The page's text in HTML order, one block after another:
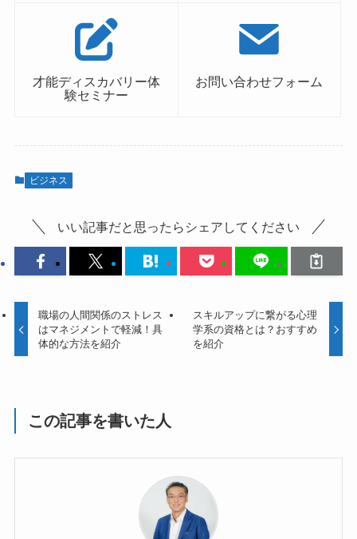
才能ディスカバリー体
験セミナー
お問い合わせフォーム
ビジネス
いい記事だと思ったらシェアしてください
職場の人間関係のストレス
はマネジメントで軽減！具
体的な方法を紹介
スキルアップに繋がる心理
学系の資格とは？おすすめ
を紹介
この記事を書いた人